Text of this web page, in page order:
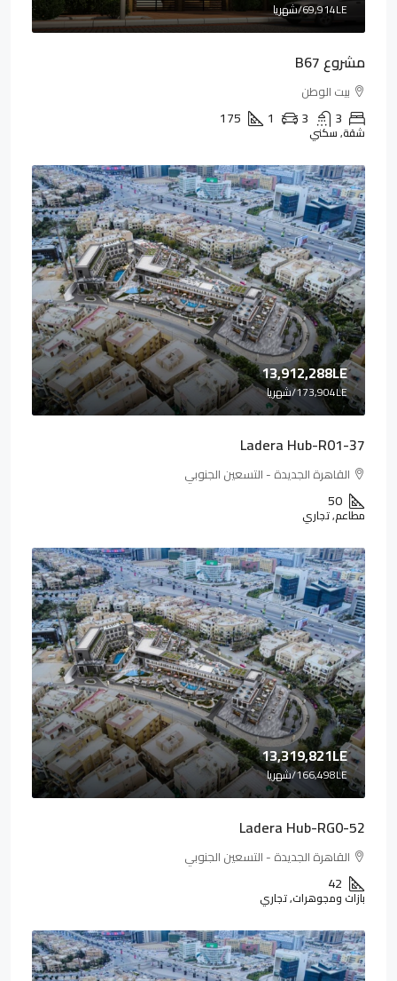
69,914LE/شهريا
مشروع B67
بيت الوطن
3
3
1
175
شقة, سكني
13,912,288LE
173,904LE/شهريا
Ladera Hub-R01-37
القاهرة الجديدة - التسعين الجنوبي
50
مطاعم, تجاري
13,319,821LE
166,498LE/شهريا
Ladera Hub-RG0-52
القاهرة الجديدة - التسعين الجنوبي
42
بازات ومجوهرات, تجاري